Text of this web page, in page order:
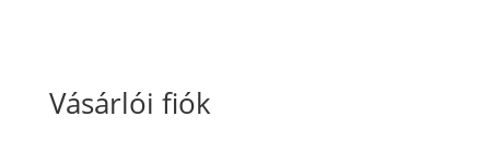
Vásárlói fiók